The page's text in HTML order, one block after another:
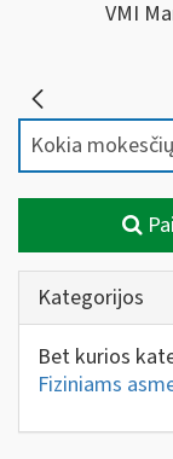
VMI
Kategorijos
Bet kurios
Fiziniams